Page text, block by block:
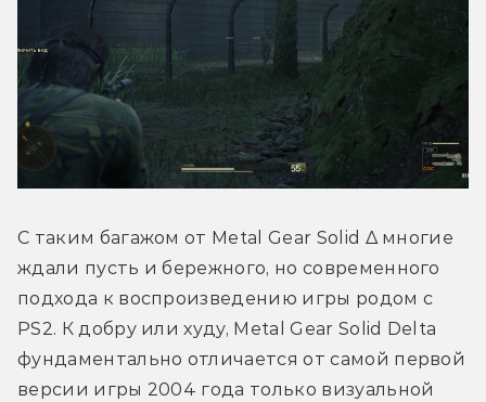
С таким багажом от Metal Gear Solid Δ многие
ждали пусть и бережного, но современного
подхода к воспроизведению игры родом с
PS2. К добру или худу, Metal Gear Solid Delta
фундаментально отличается от самой первой
версии игры 2004 года только визуальной